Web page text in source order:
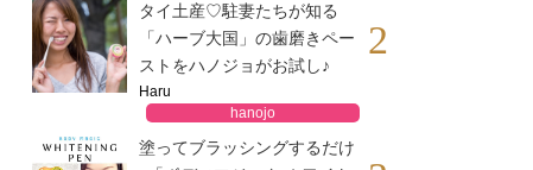
タイ土産♡駐妻たちが知る
「ハーブ大国」の歯磨きペー
ストをハノジョがお試し♪
Haru
hanojo
2
塗ってブラッシングするだけ